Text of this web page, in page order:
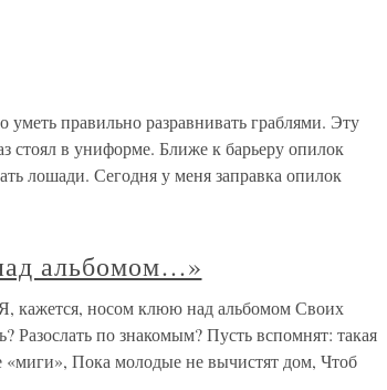
правильно разравнивать граблями. Эту
стоял в униформе. Ближе к барьеру опилок
лошади. Сегодня у меня заправка опилок
альбомом…»
кажется, носом клюю над альбомом Своих
Разослать по знакомым? Пусть вспомнят: такая
Пока молодые не вычистят дом, Чтоб